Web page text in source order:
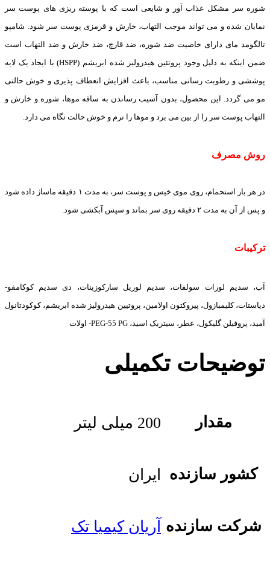
شوره سر مشکل عذاب آور و شایعی است که با پوسته ریزی های پوست سر
نمایان شده و می تواند موجب التهاب، خارش و قرمزی پوست سر شود. شامپو
تالگومد مای دارای خاصیت ضد شوره، ضد قارچ، ضد خارش و ضد التهاب است
ضمن اینکه به دلیل وجود پروتئین هیدرولیز شده ابریشم (HSPP) با ایجاد یک لایه
پوششی و رطوبت رسانی مناسب، باعث افزایش انعطاف پذیری و خوش حالتی
مو می گردد. این محصول، بدون آسیب رساندن به ساقه موها، شوره و خارش و
التهاب پوست سر را از بین می برد و موها را نرم و خوش حالت نگاه می دارد.
روش مصرف
در هر بار استحمام، روی موی خیس و پوست سر، به مدت ۱ دقیقه ماساژ داده شود
و پس از آن به مدت ۲ دقیقه روی سر بماند و سپس آبکشی شود.
ترکیبات
آب، سدیم لورات سولفات، سدیم لوریل سارکوزینات، دی سدیم کوکامفو-
دیاستات، کلیمبازول، پیروکتون اولامین، پروتیین هیدرولیز شده ابریشم، کوکودتانول
آمید، پروفیلن گلیکول، عطر، سیتریک اسید، PEG-55 PG- اولات
توضیحات تکمیلی
مقدار 200 میلی لیتر
کشور سازنده ایران
شرکت سازنده آریان کیمیا تک